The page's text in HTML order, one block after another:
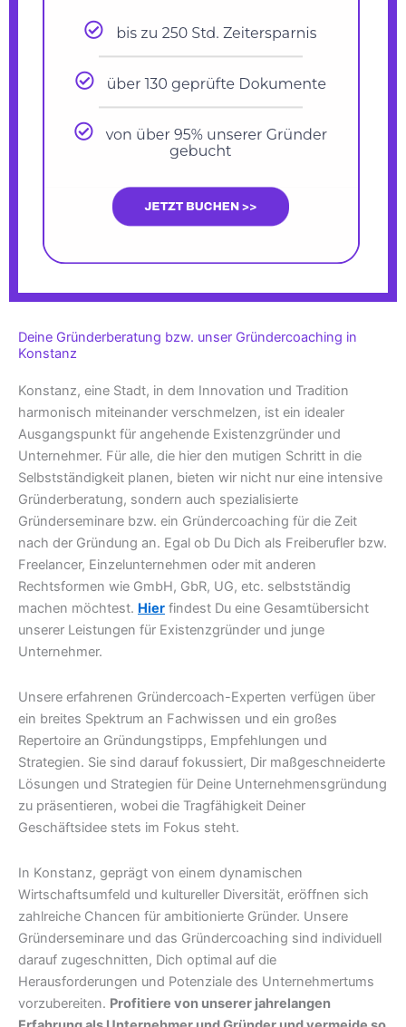
Deine Gründerberatung bzw. unser Gründercoaching in
Konstanz
Konstanz, eine Stadt, in dem Innovation und Tradition
harmonisch miteinander verschmelzen, ist ein idealer
Ausgangspunkt für angehende Existenzgründer und
Unternehmer. Für alle, die hier den mutigen Schritt in die
Selbstständigkeit planen, bieten wir nicht nur eine intensive
Gründerberatung, sondern auch spezialisierte
Gründerseminare bzw. ein Gründercoaching für die Zeit
nach der Gründung an. Egal ob Du Dich als Freiberufler bzw.
Freelancer, Einzelunternehmen oder mit anderen
Rechtsformen wie GmbH, GbR, UG, etc. selbstständig
machen möchtest. Hier findest Du eine Gesamtübersicht
unserer Leistungen für Existenzgründer und junge
Unternehmer.
Unsere erfahrenen Gründercoach-Experten verfügen über
ein breites Spektrum an Fachwissen und ein großes
Repertoire an Gründungstipps, Empfehlungen und
Strategien. Sie sind darauf fokussiert, Dir maßgeschneiderte
Lösungen und Strategien für Deine Unternehmensgründung
zu präsentieren, wobei die Tragfähigkeit Deiner
Geschäftsidee stets im Fokus steht.
In Konstanz, geprägt von einem dynamischen
Wirtschaftsumfeld und kultureller Diversität, eröffnen sich
zahlreiche Chancen für ambitionierte Gründer. Unsere
Gründerseminare und das Gründercoaching sind individuell
darauf zugeschnitten, Dich optimal auf die
Herausforderungen und Potenziale des Unternehmertums
vorzubereiten. Profitiere von unserer jahrelangen